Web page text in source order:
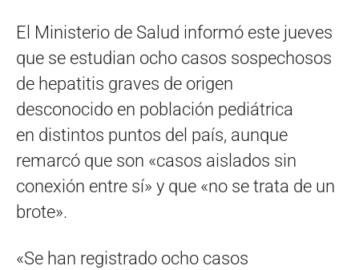
El Ministerio de Salud informó este jueves
que se estudian ocho casos sospechosos
de hepatitis graves de origen
desconocido en población pediátrica
en distintos puntos del país, aunque
remarcó que son «casos aislados sin
conexión entre sí» y que «no se trata de un
brote».
«Se han registrado ocho casos